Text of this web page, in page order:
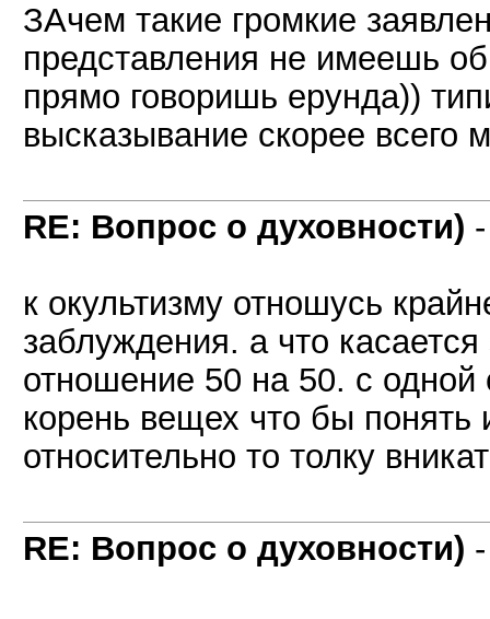
ЗАчем такие громкие
представления не имеешь об
прямо говоришь ерунда))
высказывание скорее всего
RE: Вопрос о духовности)
к окультизму отношусь
заблуждения. а что
отношение 50 на 50. с одной
корень вещех что бы понять
относительно то толку
RE: Вопрос о духовности)